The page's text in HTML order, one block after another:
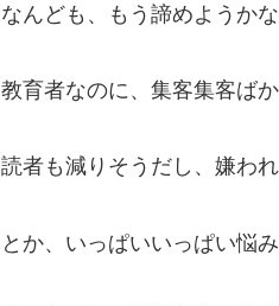
なんども、もう諦めようか
教育者なのに、集客集客ば
読者も減りそうだし、嫌わ
とか、いっぱいいっぱい悩み